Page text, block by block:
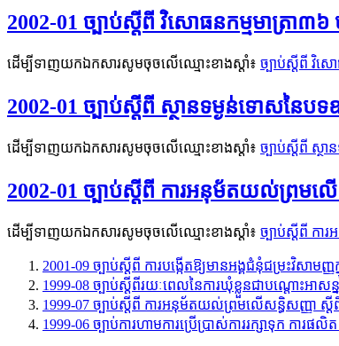
2002-01 ច្បាប់ស្តីពី វិសោធនកម្មមាត្រា៣៦
ដើម្បីទាញយកឯកសារសូមចុចលើឈ្មោះខាងស្តាំ៖ ច្បាប់ស្តីពី វិស
2002-01 ច្បាប់ស្តីពី ស្ថានទម្ងន់ទោសនៃបទឧ
ដើម្បីទាញយកឯកសារសូមចុចលើឈ្មោះខាងស្តាំ៖ ច្បាប់ស្តីពី ស្ថា
2002-01 ច្បាប់ស្តីពី ការអនុម័តយល់ព្រមលើ
ដើម្បីទាញយកឯកសារសូមចុចលើឈ្មោះខាងស្តាំ៖ ច្បាប់ស្តីពី កា
2001-09 ច្បាប់ស្តីពី ការបងើ្កតឱ្យមានអង្គជំនុំជម្រះវិសាម
1999-08 ច្បាប់ស្តីពីរយៈពេលនៃការឃុំខ្លួនជាបណ្តោះអាសន្ន
1999-07 ច្បាប់ស្តីពី ការអនុម័តយល់ព្រមលើសន្ធិសញ្ញា ស្តីពី
1999-06 ច្បាប់ការហាមការប្រើប្រាស់ការរក្សាទុក ការផលិត